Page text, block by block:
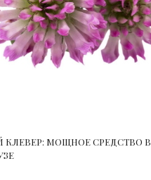
КЛЕВЕР: МОЩНОЕ СРЕДСТВО В